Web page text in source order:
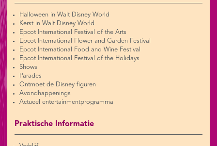
Halloween in Walt Disney World
Kerst in Walt Disney World
Epcot International Festival of the Arts
Epcot International Flower and Garden Festival
Epcot International Food and Wine Festival
Epcot International Festival of the Holidays
Shows
Parades
Ontmoet de Disney figuren
Avondhappenings
Actueel entertainmentprogramma
Praktische Informatie